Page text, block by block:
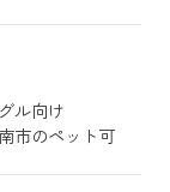
ル向け
市のペット可